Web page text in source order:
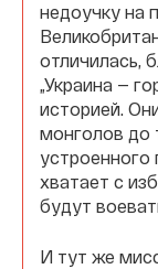
недоучку на
отличилась,
„Украина —
историей.
монголов до
устроенного
хватает с
будут
И тут же